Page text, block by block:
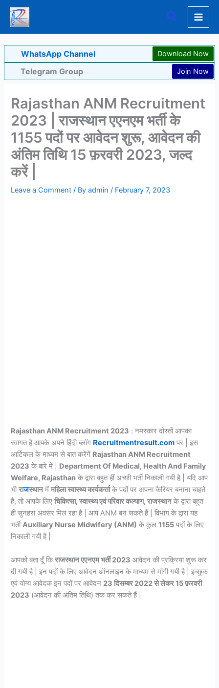
Skip
content
Search
WhatsApp Channel Download Now
Telegram Group Join Now
Rajasthan ANM Recruitment
2023 | राजस्थान एएनएम भर्ती के
1155 पदों पर आवेदन शुरू, आवेदन की
अंतिम तिथि 15 फ़रवरी 2023, जल्द
करें |
Leave a Comment / Byadmin/ February 7, 2023
Rajasthan ANM Recruitment 2023 : नमस्कार दोस्तों आपका
स्वागत है आपके अपने हिंदी ब्लॉग Recruitmentresult.com पर | इस
आर्टिकल के माध्यम से बात करेंगें Rajasthan ANM Recruitment
2023 के बारे में | Department Of Medical, Health And Family
Welfare, Rajasthan के द्वारा बहुत हीं अच्छी भर्ती निकाली गयी है | यदि आप
भीराजस्थानमेंमहिला स्वास्थ्य कार्यकर्त्ताके पदों पर अपना कैरियर बनाना चाहते
हैं, तो आपके लिएचिकित्सा, स्वास्थ्य एवं परिवार कल्याण, राजस्थानके द्वारा बहुत
हीं सुनहरा अवसर मिल रहा है | आप ANM बन सकते हैं | विभाग के द्वारा यह
भर्तीAuxiliary Nurse Midwifery (ANM) के कुल1155 पदों के लिए
निकाली गयी है |
आपको बता दूँ किराजस्थान एएनएम भर्ती 2023 आवेदन की प्रक्रिया शुरू कर
दी गयी है | इन पदों के लिए आवेदन ऑनलाइन के माध्यम से माँगी गयी है | इच्छुक
एवं योग्य आवेदक इन पदों पर आवेदन 23 दिसम्बर 2022 से लेकर 15 फ़रवरी
2023 (आवेदन की अंतिम तिथि) तक कर सकते हैं |